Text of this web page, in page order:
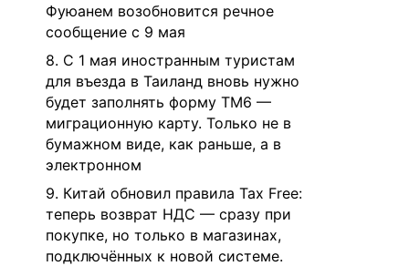
Фуюанем возобновится речное
сообщение с 9 мая
8. С 1 мая иностранным туристам
для въезда в Таиланд вновь нужно
будет заполнять форму TM6 —
миграционную карту. Только не в
бумажном виде, как раньше, а в
электронном
9. Китай обновил правила Tax Free:
теперь возврат НДС — сразу при
покупке, но только в магазинах,
подключённых к новой системе.